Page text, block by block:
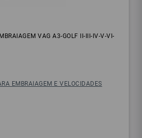
VAG A3-GOLF II-III-IV-V-VI-
EMBRAIAGEM E VELOCIDADES